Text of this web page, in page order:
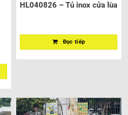
HL040826 – Tủ inox cửa lùa
Đọc tiếp